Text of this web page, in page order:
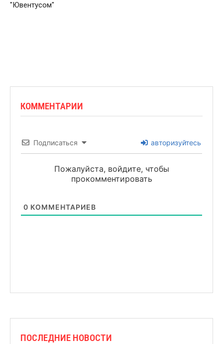
"Ювентусом"
КОММЕНТАРИИ
Подписаться авторизуйтесь
Пожалуйста, войдите, чтобы
прокомментировать
0 КОММЕНТАРИЕВ
ПОСЛЕДНИЕ НОВОСТИ